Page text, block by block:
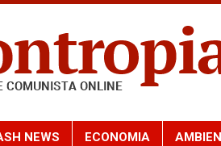
NEWS ECONOMIA